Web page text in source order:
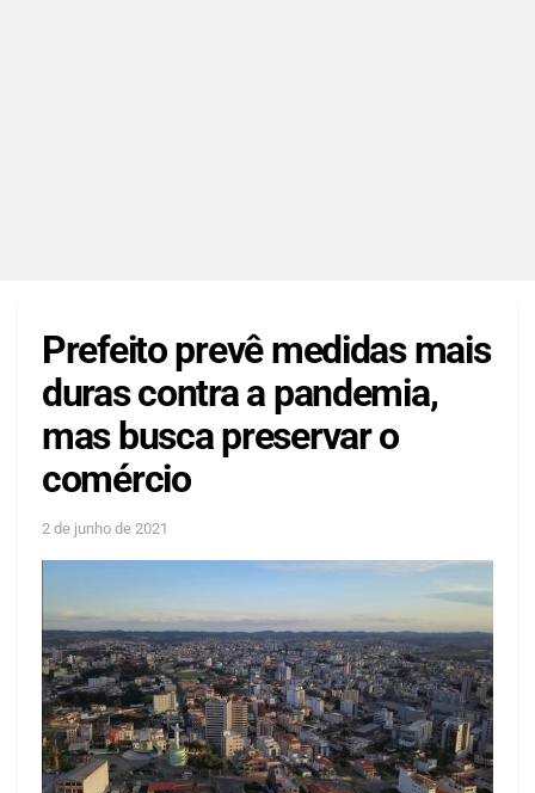
Prefeito prevê medidas mais
duras contra a pandemia,
mas busca preservar o
comércio
2 de junho de 2021